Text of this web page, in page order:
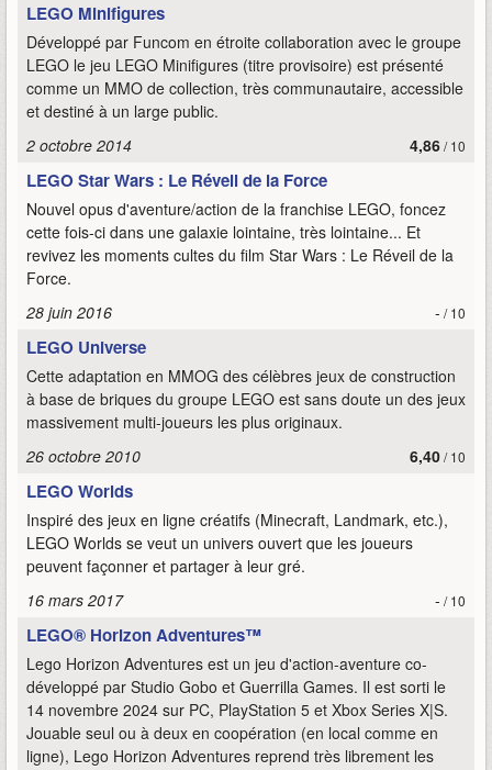
LEGO Minifigures
Développé par Funcom en étroite collaboration avec le groupe
LEGO le jeu LEGO Minifigures (titre provisoire) est présenté
comme un MMO de collection, très communautaire, accessible
et destiné à un large public.
2 octobre 2014
4,86/ 10
LEGO Star Wars : Le Réveil de la Force
Nouvel opus d'aventure/action de la franchise LEGO, foncez
cette fois-ci dans une galaxie lointaine, très lointaine... Et
revivez les moments cultes du film Star Wars : Le Réveil de la
Force.
28 juin 2016
- / 10
LEGO Universe
Cette adaptation en MMOG des célèbres jeux de construction
à base de briques du groupe LEGO est sans doute un des jeux
massivement multi-joueurs les plus originaux.
26 octobre 2010
6,40/ 10
LEGO Worlds
Inspiré des jeux en ligne créatifs (Minecraft, Landmark, etc.),
LEGO Worlds se veut un univers ouvert que les joueurs
peuvent façonner et partager à leur gré.
16 mars 2017
- / 10
LEGO® Horizon Adventures™
Lego Horizon Adventures est un jeu d'action-aventure co-
développé par Studio Gobo et Guerrilla Games. Il est sorti le
14 novembre 2024 sur PC, PlayStation 5 et Xbox Series X|S.
Jouable seul ou à deux en coopération (en local comme en
ligne), Lego Horizon Adventures reprend très librement les